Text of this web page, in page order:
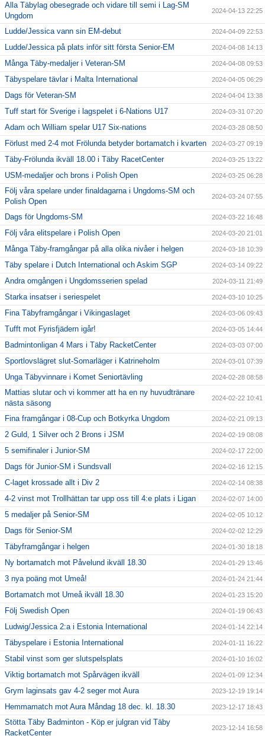
Alla Täbylag obesegrade och vidare till semi i Lag-SM
Ungdom
2024-04-13 22:25
Ludde/Jessica vann sin EM-debut 2024-04-09 22:53
Ludde/Jessica på plats inför sitt första Senior-EM 2024-04-08 14:13
Många Täby-medaljer i Veteran-SM 2024-04-08 09:53
Täbyspelare tävlar i Malta International 2024-04-05 06:29
Dags för Veteran-SM 2024-04-04 13:38
Tuff start för Sverige i lagspelet i 6-Nations U17 2024-03-31 07:20
Adam och William spelar U17 Six-nations 2024-03-28 08:50
Förlust med 2-4 mot Frölunda betyder bortamatch i kvarten 2024-03-27 09:19
Täby-Frölunda ikväll 18.00 i Täby RacetCenter 2024-03-25 13:22
USM-medaljer och brons i Polish Open 2024-03-25 06:28
Följ våra spelare under finaldagarna i Ungdoms-SM och
Polish Open
2024-03-24 07:55
Dags för Ungdoms-SM 2024-03-22 16:48
Följ våra elitspelare i Polish Open 2024-03-20 21:01
Många Täby-framgångar på alla olika nivåer i helgen 2024-03-18 10:39
Täby spelare i Dutch International och Askim SGP 2024-03-14 09:22
Andra omgången i Ungdomsserien spelad 2024-03-11 21:49
Starka insatser i seriespelet 2024-03-10 10:25
Fina Täbyframgångar i Vikingaslaget 2024-03-06 09:43
Tufft mot Fyrisfjädern igår! 2024-03-05 14:44
Badmintonligan 4 Mars i Täby RacketCenter 2024-03-03 07:00
Sportlovslägret slut-Somarläger i Katrineholm 2024-03-01 07:39
Unga Täbyvinnare i Komet Seniortävling 2024-02-28 08:58
Mattias slutar och vi kommer att ha en ny huvudtränare
nästa säsong
2024-02-22 10:41
Fina framgångar i 08-Cup och Botkyrka Ungdom 2024-02-21 09:13
2 Guld, 1 Silver och 2 Brons i JSM 2024-02-19 08:08
5 semifinaler i Junior-SM 2024-02-17 22:00
Dags för Junior-SM i Sundsvall 2024-02-16 12:15
C-laget krossade allt i Div 2 2024-02-14 08:38
4-2 vinst mot Trollhättan tar upp oss till 4:e plats i Ligan 2024-02-07 14:00
5 medaljer på Senior-SM 2024-02-05 10:12
Dags för Senior-SM 2024-02-02 12:29
Täbyframgångar i helgen 2024-01-30 18:18
Ny bortamatch mot Påvelund ikväll 18.30 2024-01-29 13:46
3 nya poäng mot Umeå! 2024-01-24 21:44
Bortamatch mot Umeå ikväll 18.30 2024-01-23 15:20
Följ Swedish Open 2024-01-19 06:43
Ludwig/Jessica 2:a i Estonia International 2024-01-14 22:14
Täbyspelare i Estonia International 2024-01-11 16:22
Stabil vinst som ger slutspelsplats 2024-01-10 16:02
Viktig bortamatch mot Spårvägen ikväll 2024-01-09 12:34
Grym laginsats gav 4-2 seger mot Aura 2023-12-19 19:14
Hemmamatch mot Aura Måndag 18 dec. kl. 18.30 2023-12-17 18:43
Stötta Täby Badminton - Köp er julgran vid Täby
RacketCenter
2023-12-14 16:58